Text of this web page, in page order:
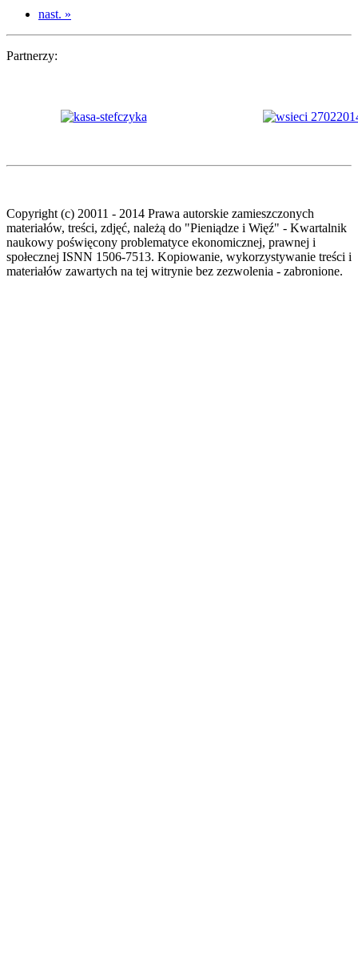
nast. »
Partnerzy:
Copyright (c) 20011 - 2014 Prawa autorskie zamieszczonych
materiałów, treści, zdjęć, należą do "Pieniądze i Więź" - Kwartalnik
naukowy poświęcony problematyce ekonomicznej, prawnej i
społecznej ISNN 1506-7513. Kopiowanie, wykorzystywanie treści i
materiałów zawartych na tej witrynie bez zezwolenia - zabronione.